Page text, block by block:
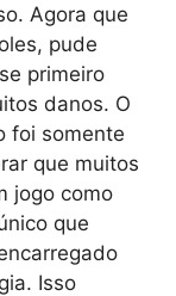
Agora que
pude
primeiro
danos. O
foi somente
que muitos
jogo como
que
Isso